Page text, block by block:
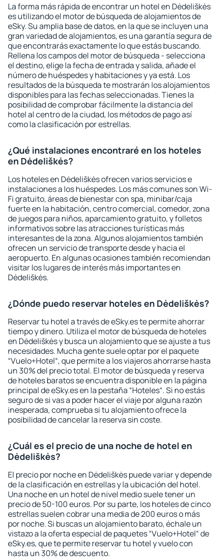
La forma más rápida de encontrar un hotel en Dėdeliškės
es utilizando el motor de búsqueda de alojamientos de
eSky. Su amplia base de datos, en la que se incluyen una
gran variedad de alojamientos, es una garantía segura de
que encontrarás exactamente lo que estás buscando.
Rellena los campos del motor de búsqueda - selecciona
el destino, elige la fecha de entrada y salida, añade el
número de huéspedes y habitaciones y ya está. Los
resultados de la búsqueda te mostrarán los alojamientos
disponibles para las fechas seleccionadas. Tienes la
posibilidad de comprobar fácilmente la distancia del
hotel al centro de la ciudad, los métodos de pago así
como la clasificación por estrellas.
¿Qué instalaciones encontraré en los hoteles
en Dėdeliškės?
Los hoteles en Dėdeliškės ofrecen varios servicios e
instalaciones a los huéspedes. Los más comunes son Wi-
Fi gratuito, áreas de bienestar con spa, minibar/caja
fuerte en la habitación, centro comercial, comedor, zona
de juegos para niños, aparcamiento gratuito, y folletos
informativos sobre las atracciones turísticas más
interesantes de la zona. Algunos alojamientos también
ofrecen un servicio de transporte desde y hacia el
aeropuerto. En algunas ocasiones también recomiendan
visitar los lugares de interés más importantes en
Dėdeliškės.
¿Dónde puedo reservar hoteles en Dėdeliškės?
Reservar tu hotel a través de eSky.es te permite ahorrar
tiempo y dinero. Utiliza el motor de búsqueda de hoteles
en Dėdeliškės y busca un alojamiento que se ajuste a tus
necesidades. Mucha gente suele optar por el paquete
“Vuelo+Hotel“, que permite a los viajeros ahorrarse hasta
un 30% del precio total. El motor de búsqueda y reserva
de hoteles baratos se encuentra disponible en la página
principal de eSky.es en la pestaña “Hoteles“. Si no estás
seguro de si vas a poder hacer el viaje por alguna razón
inesperada, comprueba si tu alojamiento ofrece la
posibilidad de cancelar la reserva sin coste.
¿Cuál es el precio de una noche de hotel en
Dėdeliškės?
El precio por noche en Dėdeliškės puede variar y depende
de la clasificación en estrellas y la ubicación del hotel.
Una noche en un hotel de nivel medio suele tener un
precio de 50-100 euros. Por su parte, los hoteles de cinco
estrellas suelen cobrar una media de 200 euros o más
por noche. Si buscas un alojamiento barato, échale un
vistazo a la oferta especial de paquetes “Vuelo+Hotel“ de
eSky.es, que te permite reservar tu hotel y vuelo con
hasta un 30% de descuento.